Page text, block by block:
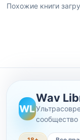
Похожие книги
WL
Wav
сообщество